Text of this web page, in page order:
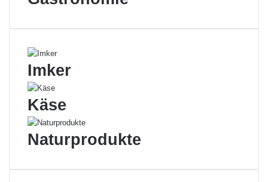
Imker
Käse
Naturprodukte